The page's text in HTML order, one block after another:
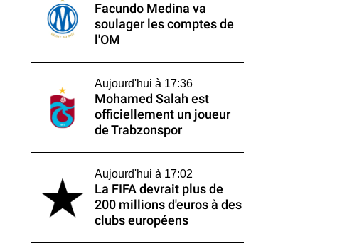
Facundo Medina va
soulager les comptes de
l'OM
Aujourd'hui à 17:36
Mohamed Salah est
officiellement un joueur
de Trabzonspor
Aujourd'hui à 17:02
La FIFA devrait plus de
200 millions d'euros à des
clubs européens